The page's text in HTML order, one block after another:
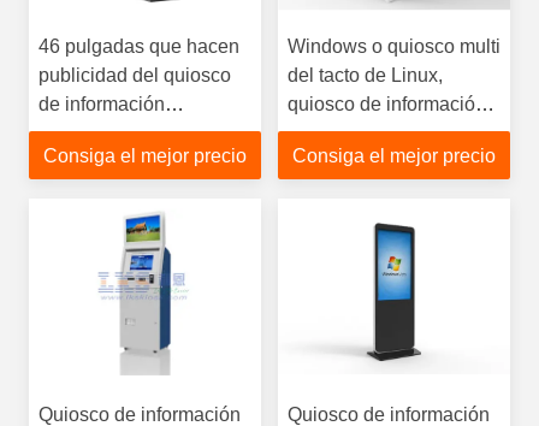
46 pulgadas que hacen
publicidad del quiosco
de información
interactivo al aire libre
del servicio del
de la pantalla táctil
Consiga el mejor precio
Windows o quiosco multi
del tacto de Linux,
quiosco de información
interactivo para el
museo, teatro
Consiga el mejor precio
Quiosco de información
Quiosco de información